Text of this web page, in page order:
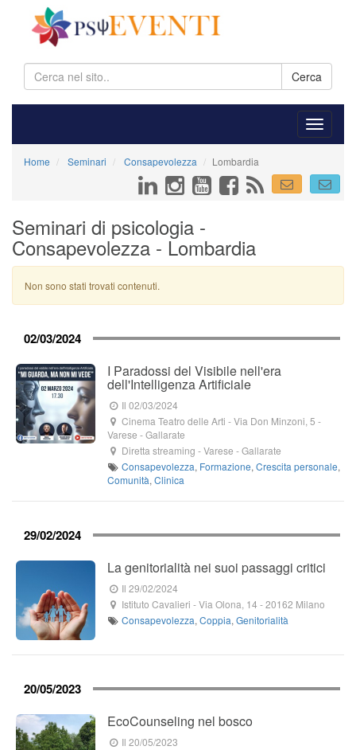
Cerca
Home Seminari Consapevolezza Lombardia
Seminari di psicologia -
Consapevolezza - Lombardia
Non sono stati trovati contenuti.
02/03/2024
I Paradossi del Visibile nell'era
dell'Intelligenza Artificiale
Il 02/03/2024
Cinema Teatro delle Arti -Via Don Minzoni, 5 -
Varese -Gallarate
Diretta streaming - Varese -Gallarate
Consapevolezza, Formazione,Crescita personale,
Comunità, Clinica
29/02/2024
La genitorialità nei suoi passaggi critici
Il 29/02/2024
Istituto Cavalieri -Via Olona, 14 -20162 Milano
Consapevolezza,Coppia,Genitorialità
20/05/2023
EcoCounseling nel bosco
Il 20/05/2023